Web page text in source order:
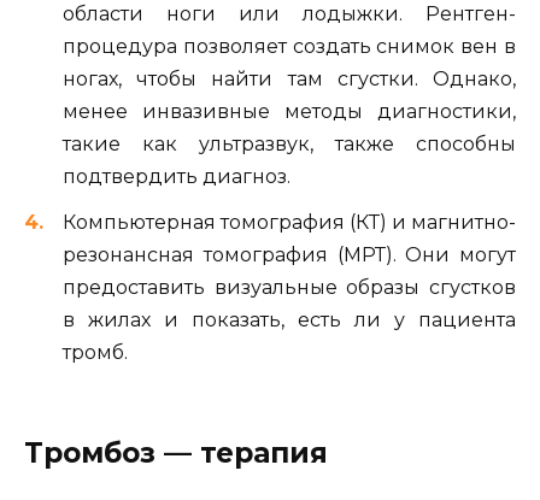
области ноги или лодыжки. Рентген-
процедура позволяет создать снимок вен в
ногах, чтобы найти там сгустки. Однако,
менее инвазивные методы диагностики,
такие как ультразвук, также способны
подтвердить диагноз.
Компьютерная томография (КТ) и магнитно-
резонансная томография (МРТ). Они могут
предоставить визуальные образы сгустков
в жилах и показать, есть ли у пациента
тромб.
Тромбоз — терапия